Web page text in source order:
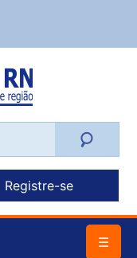
Registre-se
☰